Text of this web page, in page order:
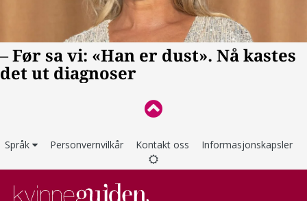
Språk Personvernvilkår Kontakt oss Informasjonskapsler